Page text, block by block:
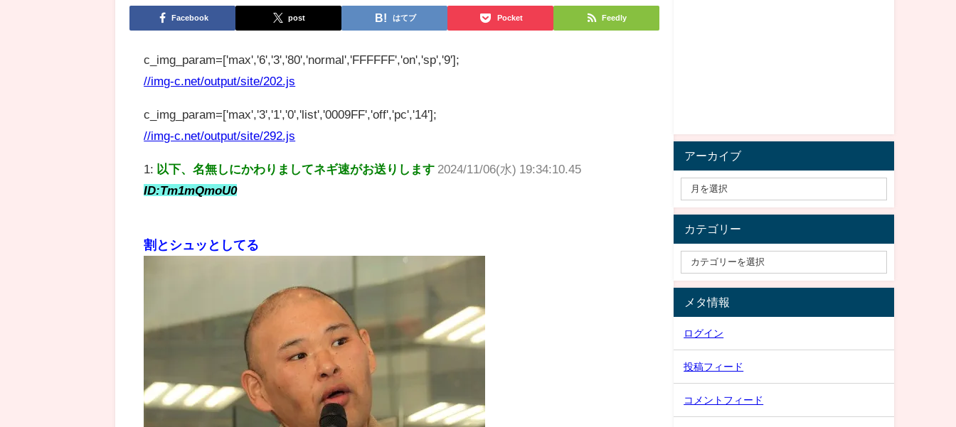
Facebook post はてブ Pocket Feedly
c_img_param=['max','6','3','80','normal','FFFFFF','on','sp','9'];
//img-c.net/output/site/202.js
c_img_param=['max','3','1','0','list','0009FF','off','pc','14'];
//img-c.net/output/site/292.js
1: 以下、名無しにかわりましてネギ速がお送りします 2024/11/06(水) 19:34:10.45
ID:Tm1mQmoU0
割とシュッとしてる
アーカイブ
カテゴリー
メタ情報
ログイン
投稿フィード
コメントフィード